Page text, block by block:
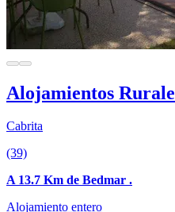
Alojamientos
Cabrita
(39)
A 13.7 Km de Bedmar .
Alojamiento entero